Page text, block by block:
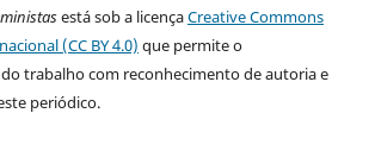
está sob a licençaCreative Commons
(CC BY 4.0) que permite o
trabalho com reconhecimento de autoria e
periódico.